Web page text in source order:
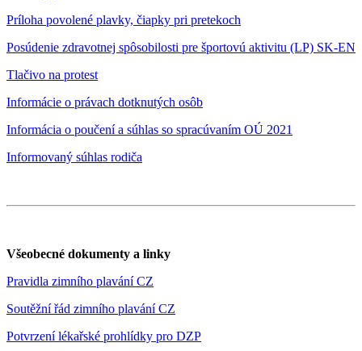
Príloha povolené plavky, čiapky pri pretekoch
Posúdenie zdravotnej spôsobilosti pre športovú aktivitu (LP) SK-EN
Tlačivo na protest
Informácie o právach dotknutých osôb
Informácia o poučení a súhlas so spracúvaním OÚ 2021
Informovaný súhlas rodiča
Všeobecné dokumenty a linky
Pravidla zimního plavání CZ
Soutěžní řád zimního plavání CZ
Potvrzení lékařské prohlídky pro DZP